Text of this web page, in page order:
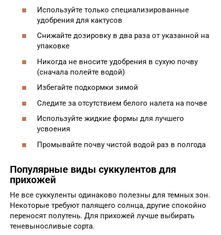
Используйте только специализированные
удобрения для кактусов
Снижайте дозировку в два раза от указанной на
упаковке
Никогда не вносите удобрения в сухую почву
(сначала полейте водой)
Избегайте подкормки зимой
Следите за отсутствием белого налета на почве
Используйте жидкие формы для лучшего
усвоения
Промывайте почву чистой водой раз в полгода
Популярные виды суккулентов для
прихожей
Не все суккуленты одинаково полезны для темных зон.
Некоторые требуют палящего солнца, другие спокойно
переносят полутень. Для прихожей лучше выбирать
теневыносливые сорта.